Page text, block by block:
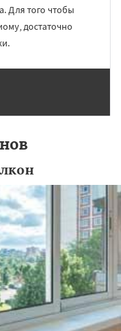
Для того чтобы
достаточно